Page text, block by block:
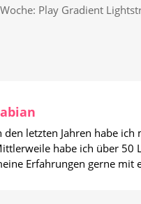
Play Gradient
den letzten Jahren habe
habe ich über 50
Erfahrungen gerne mit